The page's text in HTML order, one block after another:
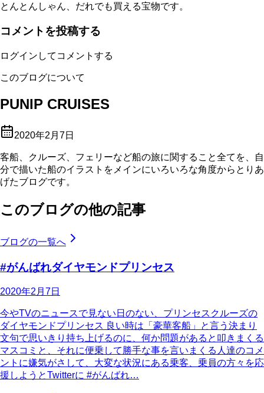
とんとんしゃん、だれでも買える宝物です。
コメントを投稿する
ログインしてコメントする
このブログについて
PUNIP CRUISES
2020年2月7日
客船、クルーズ、フェリーなど船の旅に関すること全てを、自
分で描いた船のイラストをメインにいろいろな角度からとりあ
げたブログです。
このブログの他の記事
ブログの一覧へ
#がんばれダイヤモンドプリンセス
2020年2月7日
今やTVのニュースで見ない日のない、プリンセスクルーズの
ダイヤモンドプリンセス 良い時は「豪華客船」と言う決まり
文句で思いきり持ち上げるのに、何か問題があると叩きまくる
マスコミと、それに便乗して勝手な事を言いまくる人達のコメ
ントに嫌気がさして、大変な状況にある乗客、乗員の方々を応
援しようとTwitterに #がんばれ…